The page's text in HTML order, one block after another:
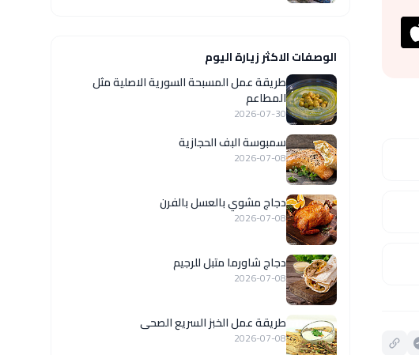
الوصفات الاكثر زيارة اليوم
‏طريقة عمل المسبحة السورية الاصلية مثل
المطاعم
2026-07-30
سمبوسة البف الحجازية
2026-07-08
دجاج مشوي بالعسل بالفرن
2026-07-08
دجاج شاورما متبل للرجيم
2026-07-08
طريقة عمل الخبز السريع الصحى
2026-07-08